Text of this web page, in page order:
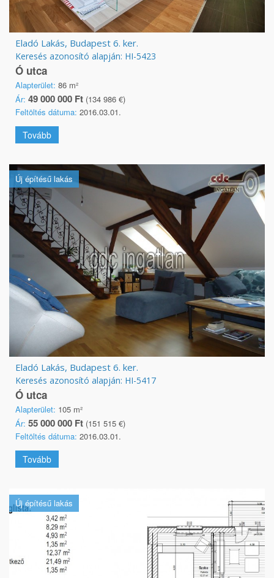
Eladó Lakás, Budapest 6. ker.
Keresés azonosító alapján: HI-5423
Ó utca
Alapterület: 86 m²
Ár: 49 000 000 Ft (134 986 €)
Feltöltés dátuma: 2016.03.01.
Tovább
Új építésű lakás
Eladó Lakás, Budapest 6. ker.
Keresés azonosító alapján: HI-5417
Ó utca
Alapterület: 105 m²
Ár: 55 000 000 Ft (151 515 €)
Feltöltés dátuma: 2016.03.01.
Tovább
Új építésű lakás